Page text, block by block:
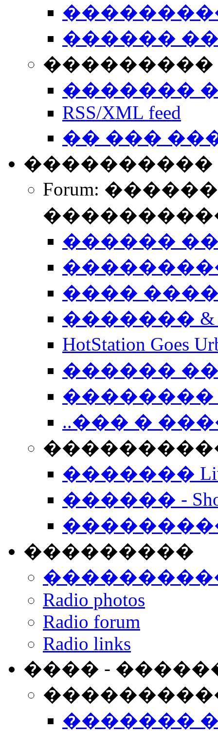
������
���������
�������
RSS/XML feed
�� ���
����������
Forum:
������
����
�������
HotStation
������
��������
..��� �
����������
�������
������ -
���������
Radio photos
Radio forum
Radio links
���� -
�������